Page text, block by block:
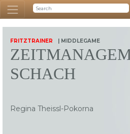
FRITZTRAINER | MIDDLEGAME
SCHACH
Regina Theissl-Pokorna